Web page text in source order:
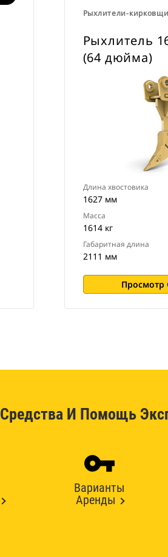
Рыхлители-
Рыхлитель
(64 дюйма)
Длина хвостовика
1627 мм
Масса
1614 кг
Габаритная длина
2111 мм
Просмотр
Средства И Помощь
Варианты
Аренды